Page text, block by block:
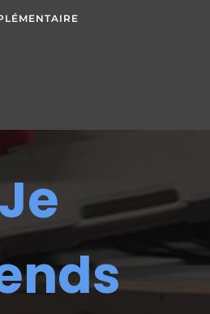
Je